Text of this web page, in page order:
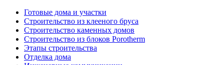
Готовые дома и участки
Строительство из клееного бруса
Строительство каменных домов
Строительство из блоков Porotherm
Этапы строительства
Отделка дома